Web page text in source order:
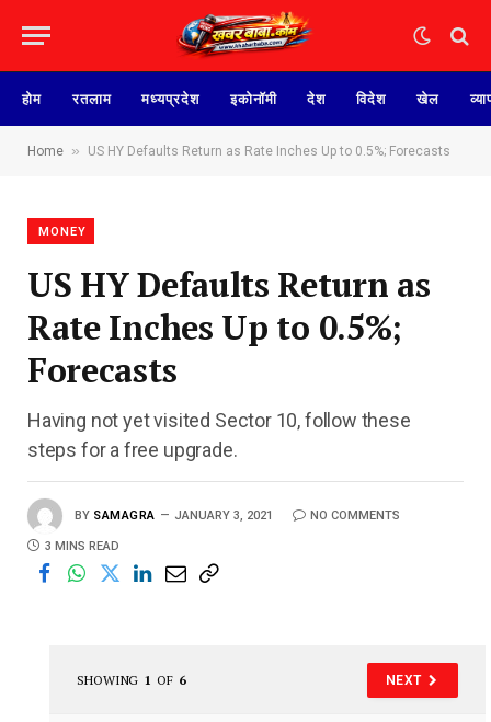
होम रतलाम मध्यप्रदेश इकोनॉमी देश विदेश खेल
Home » US HY Defaults Return as Rate Inches Up to 0.5%; Forecasts
MONEY
US HY Defaults Return as
Rate Inches Up to 0.5%;
Forecasts
Having not yet visited Sector 10, follow these
steps for a free upgrade.
BY SAMAGRA JANUARY 3, 2021 NO COMMENTS
3 MINS READ
SHOWING 1 OF 6 NEXT